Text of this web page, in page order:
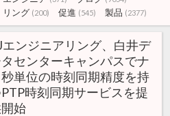
リング (200) 促進 (545) 製品 (2377)
エンジニアリング、白井デ
センターキャンパスでナ
秒単位の時刻同期精度を持
時刻同期サービスを提
始